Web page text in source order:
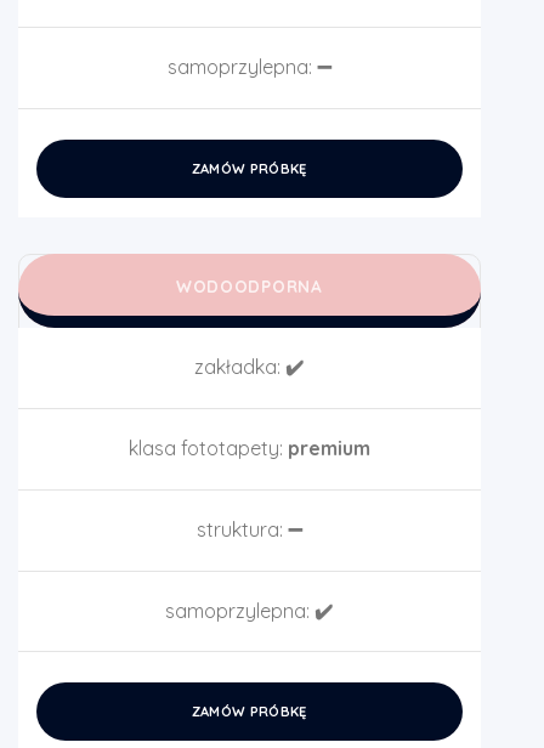
samoprzylepna: ➖
ZAMÓW PRÓBKĘ
WODOODPORNA
zakładka: ✔️
klasa fototapety: premium
struktura: ➖
samoprzylepna: ✔️
ZAMÓW PRÓBKĘ